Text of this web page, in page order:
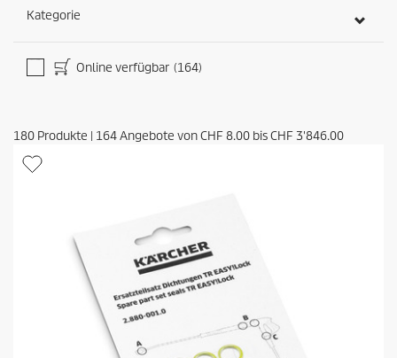
Kategorie
Online verfügbar (164)
180 Produkte | 164Angebote vonCHF 8.00 bisCHF 3'846.00